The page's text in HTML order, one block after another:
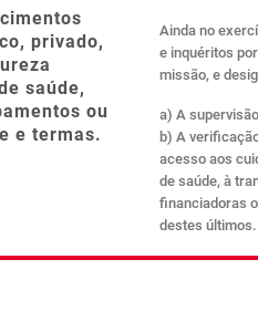
privado,
saúde,
ou
e termas.
Ainda no
e inquéritos
missão, e
a) A
b) A
acesso aos
de saúde, à
financiadoras
destes últimos.